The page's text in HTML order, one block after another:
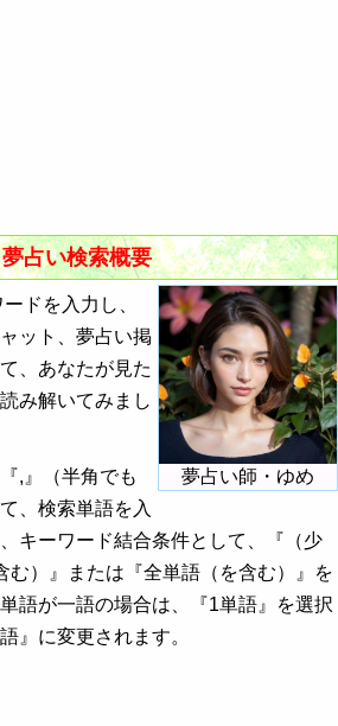
夢占い検索概要
夢占い師・ゆめ
ドを入力し、
ット、夢占い掲
、あなたが見た
み解いてみまし
,』（半角でも
、検索単語を入
キーワード結合条件として、『（少
む）』または『全単語（を含む）』を
語が一語の場合は、『1単語』を選択
』に変更されます。